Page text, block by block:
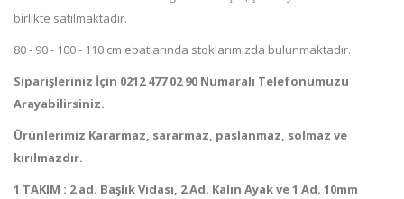
birlikte satılmaktadır.
80 - 90 - 100 - 110 cm ebatlarında stoklarımızda bulunmaktadır.
Siparişleriniz İçin 0212 477 02 90 Numaralı Telefonumuzu
Arayabilirsiniz.
Ürünlerimiz Kararmaz, sararmaz, paslanmaz, solmaz ve
kırılmazdır.
1 TAKIM : 2 ad. Başlık Vidası, 2 Ad. Kalın Ayak ve 1 Ad. 10mm